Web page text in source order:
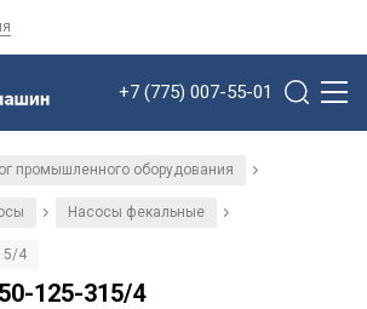
+7 (775) 007-55-01
промышленного оборудования /
/ Насосы фекальные /
4
125-315/4